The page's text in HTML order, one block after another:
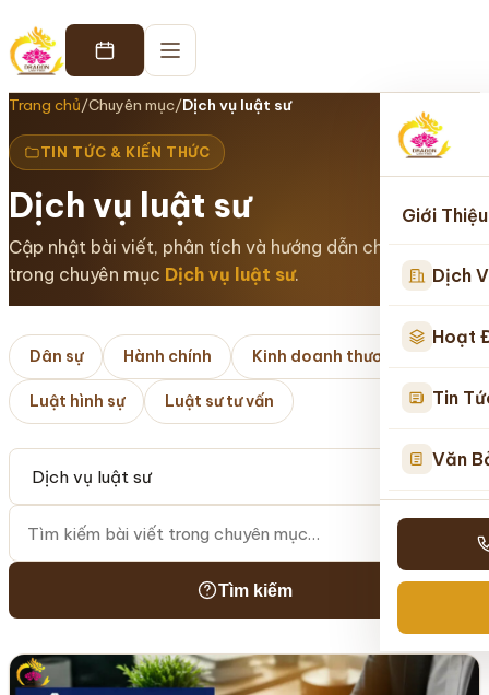
Giới Thiệu
Dịch
Hoạt
Tin
Văn
Trang chủ/Chuyên mục/Dịch vụ luật sư
TIN TỨC & KIẾN THỨC
Dịch vụ luật sư
Cập nhật bài viết, phân tích và hướng dẫn chuyên sâu
trong chuyên mục Dịch vụ luật sư.
Dân sự Hành chính Kinh doanh thương mại
Luật hình sự Luật sư tư vấn
Tìm kiếm